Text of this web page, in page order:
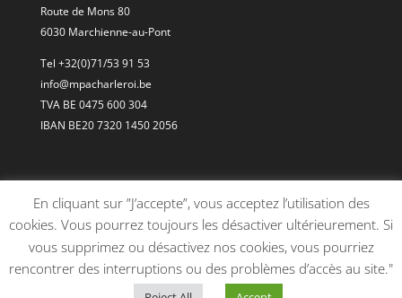
Route de Mons 80
6030 Marchienne-au-Pont
Tel +32(0)71/53 91 53
info@mpacharleroi.be
TVA BE 0475 600 304
IBAN BE20 7320 1450 2056
En cliquant sur ”J’accepte”, vous acceptez l’utilisation des
cookies. Vous pourrez toujours les désactiver ultérieurement. Si
vous supprimez ou désactivez nos cookies, vous pourriez
rencontrer des interruptions ou des problèmes d’accès au site."